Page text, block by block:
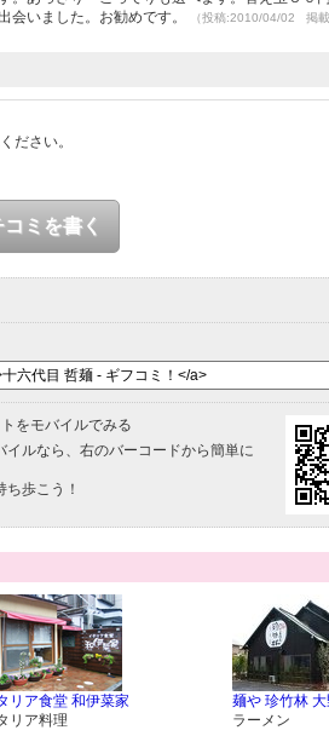
いました。お勧めです。
（投稿:2010/04/02 掲
ださい。
ミを書く
をモバイルでみる
イルなら、右のバーコードから簡単に
歩こう！
リア食堂 和伊菜家
リア料理
麺や 珍竹林
ラーメン